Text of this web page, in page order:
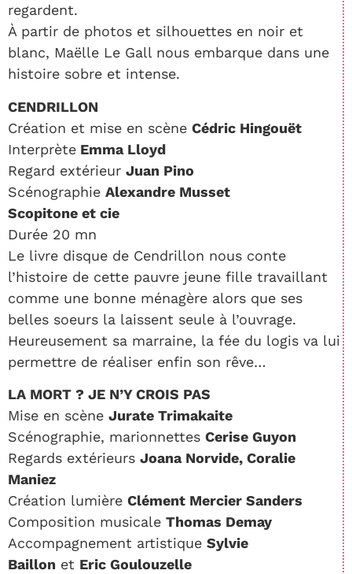
regardent.
À partir de photos et silhouettes en noir et
blanc, Maëlle Le Gall nous embarque dans une
histoire sobre et intense.
CENDRILLON
Création et mise en scène Cédric Hingouët
Interprète Emma Lloyd
Regard extérieur Juan Pino
Scénographie Alexandre Musset
Scopitone et cie
Durée 20 mn
Le livre disque de Cendrillon nous conte
l’histoire de cette pauvre jeune fille travaillant
comme une bonne ménagère alors que ses
belles soeurs la laissent seule à l’ouvrage.
Heureusement sa marraine, la fée du logis va lui
permettre de réaliser enfin son rêve…
LA MORT ? JE N’Y CROIS PAS
Mise en scène Jurate Trimakaite
Scénographie, marionnettes Cerise Guyon
Regards extérieurs Joana Norvide, Coralie
Maniez
Création lumière Clément Mercier Sanders
Composition musicale Thomas Demay
Accompagnement artistique Sylvie
Baillon et Eric Goulouzelle